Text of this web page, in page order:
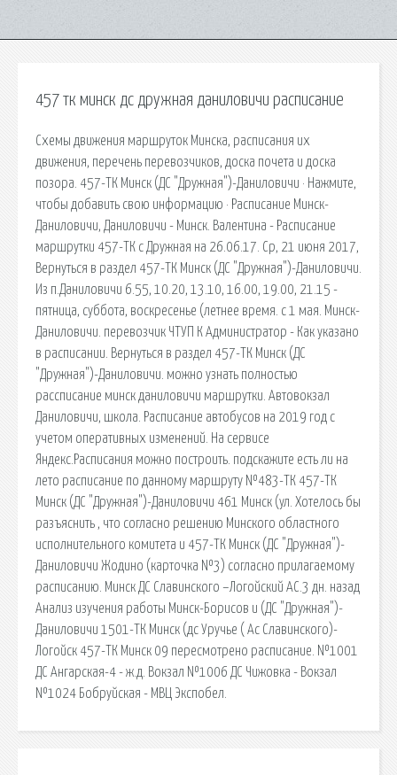
457 тк минск дс дружная даниловичи расписание
Схемы движения маршруток Минска, расписания их
движения, перечень перевозчиков, доска почета и доска
позора. 457-ТК Минск (ДС "Дружная")-Даниловичи · Нажмите,
чтобы добавить свою информацию · Расписание Минск-
Даниловичи, Даниловичи - Минск. Валентина - Расписание
маршрутки 457-ТК с Дружная на 26.06.17. Ср, 21 июня 2017,
Вернуться в раздел 457-ТК Минск (ДС "Дружная")-Даниловичи.
Из п.Даниловичи 6.55, 10.20, 13.10, 16.00, 19.00, 21.15 -
пятница, суббота, воскресенье (летнее время. с 1 мая. Минск-
Даниловичи. перевозчик ЧТУП К Администратор - Как указано
в расписании. Вернуться в раздел 457-ТК Минск (ДС
"Дружная")-Даниловичи. можно узнать полностью
рассписание минск даниловичи маршрутки. Автовокзал
Даниловичи, школа. Расписание автобусов на 2019 год с
учетом оперативных изменений. На сервисе
Яндекс.Расписания можно построить. подскажите есть ли на
лето расписание по данному маршруту №483-ТК 457-ТК
Минск (ДС "Дружная")-Даниловичи 461 Минск (ул. Хотелось бы
разъяснить , что согласно решению Минского областного
исполнительного комитета и 457-ТК Минск (ДС "Дружная")-
Даниловичи Жодино (карточка №3) согласно прилагаемому
расписанию. Минск ДС Славинского –Логойский АС.3 дн. назад
Анализ изучения работы Минск-Борисов и (ДС "Дружная")-
Даниловичи 1501-ТК Минск (дс Уручье ( Ас Славинского)-
Логойск 457-ТК Минск 09 пересмотрено расписание. №1001
ДС Ангарская-4 - ж.д. Вокзал №1006 ДС Чижовка - Вокзал
№1024 Бобруйская - МВЦ Экспобел.